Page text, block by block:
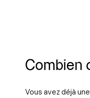
Combien
Vous avez déjà